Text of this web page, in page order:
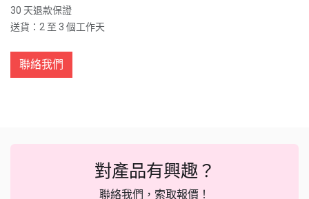
30 天退款保證
送貨：2 至 3 個工作天
聯絡我們
對產品有興趣？
聯絡我們，索取報價！